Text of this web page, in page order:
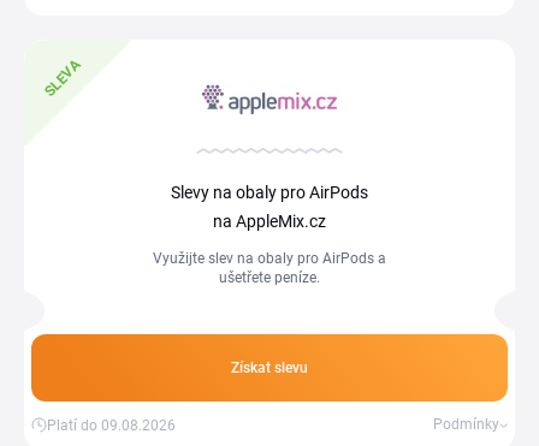
SLEVA
Slevy na obaly pro AirPods
na AppleMix.cz
Využijte slev na obaly pro AirPods a
ušetřete peníze.
Získat slevu
Platí do 09.08.2026 Podmínky